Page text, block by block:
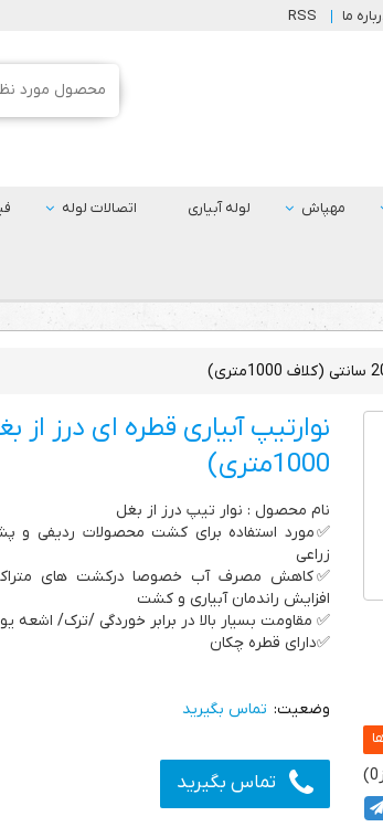
ما RSS
مهپاش لوله آبیاری اتصالات لوله
0
1000متری)
نام محصول : نوار تیپ درز از بغل
✅مورد استفاده برای کشت محصولات ردیفی
زراعی
✅کاهش مصرف آب خصوصا درکشت های
افزایش راندمان آبیاری و کشت
✅ مقاومت بسیار بالا در برابر خوردگی /ترک/ اشعه
✅دارای قطره چکان
تماس بگیرید
تماس بگیرید